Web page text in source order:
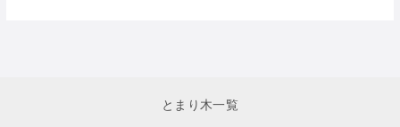
とまり木一覧